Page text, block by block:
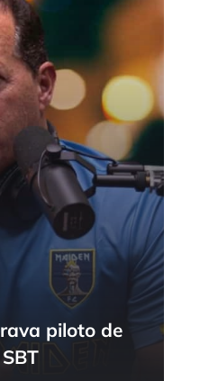
piloto de